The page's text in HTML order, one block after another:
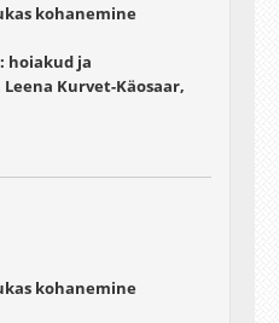
kohanemine
hoiakud ja
Kurvet-Käosaar,
kohanemine